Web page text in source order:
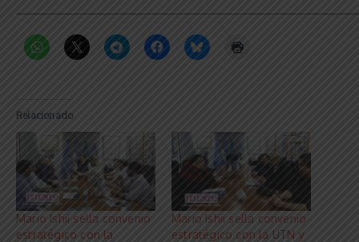
Relacionado
Mario Ishii sella convenio
estratégico con la
Mario Ishii sella convenio
estratégico con la UTN y